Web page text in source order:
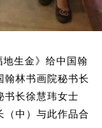
生金》给中国翰
翰林书画院秘书长
书长徐慧玮女士
（中）与此作品合